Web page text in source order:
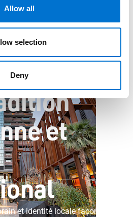
Allow all
selection
Deny
tradition saoudienne et design
Ramla :
et
et identité locale façonnent